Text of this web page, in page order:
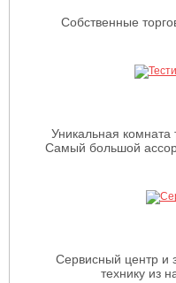
Собственные
Уникальная комната
Самый большой
Сервисный центр и
технику из